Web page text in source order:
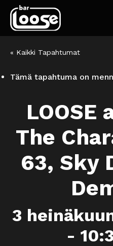
« Kaikki Tapahtumat
Tämä tapahtuma on
LOOSE
The
63, Sky
3
-